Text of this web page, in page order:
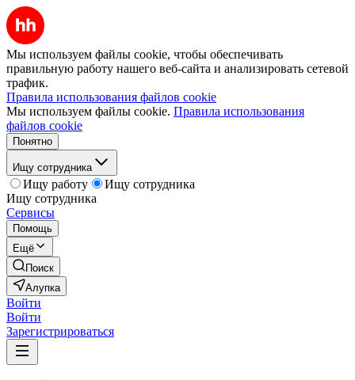
Мы используем файлы cookie, чтобы обеспечивать
правильную работу нашего веб-сайта и анализировать сетевой
трафик.
Правила использования файлов cookie
Мы используем файлы cookie. Правила использования
файлов cookie
Понятно
Ищу сотрудника
Ищу работу
Ищу сотрудника
Ищу сотрудника
Сервисы
Помощь
Ещё
Поиск
Алупка
Войти
Войти
Зарегистрироваться